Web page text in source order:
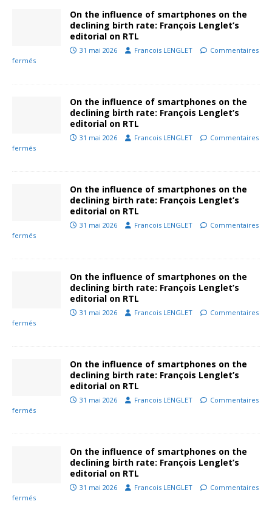
On the influence of smartphones on the
declining birth rate: François Lenglet’s
editorial on RTL
31 mai 2026 Francois LENGLET
Commentaires
fermés
On the influence of smartphones on the
declining birth rate: François Lenglet’s
editorial on RTL
31 mai 2026 Francois LENGLET
Commentaires
fermés
On the influence of smartphones on the
declining birth rate: François Lenglet’s
editorial on RTL
31 mai 2026 Francois LENGLET
Commentaires
fermés
On the influence of smartphones on the
declining birth rate: François Lenglet’s
editorial on RTL
31 mai 2026 Francois LENGLET
Commentaires
fermés
On the influence of smartphones on the
declining birth rate: François Lenglet’s
editorial on RTL
31 mai 2026 Francois LENGLET
Commentaires
fermés
On the influence of smartphones on the
declining birth rate: François Lenglet’s
editorial on RTL
31 mai 2026 Francois LENGLET
Commentaires
fermés